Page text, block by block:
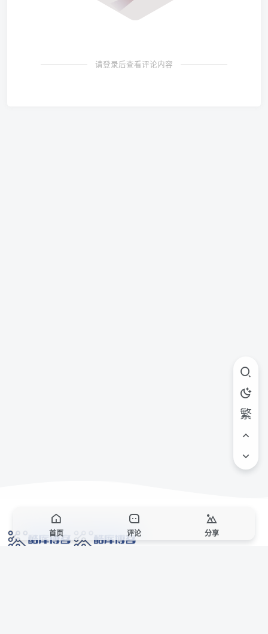
请登录后查看评论内容
繁
首页 评论 分享